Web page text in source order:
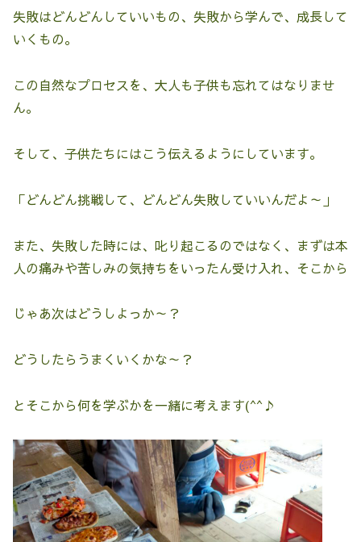
失敗はどんどんしていいもの、失敗から学んで、成長して
いくもの。
この自然なプロセスを、大人も子供も忘れてはなりませ
ん。
そして、子供たちにはこう伝えるようにしています。
「どんどん挑戦して、どんどん失敗していいんだよ～」
また、失敗した時には、叱り起こるのではなく、まずは本
人の痛みや苦しみの気持ちをいったん受け入れ、そこから
じゃあ次はどうしよっか～？
どうしたらうまくいくかな～？
とそこから何を学ぶかを一緒に考えます(^^♪